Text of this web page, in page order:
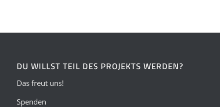
DU WILLST TEIL DES PROJEKTS WERDEN?
Das freut uns!
Spenden